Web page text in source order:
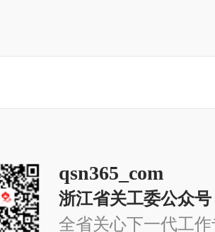
qsn365_com
浙江省关工委公众号
全省关心下一代工